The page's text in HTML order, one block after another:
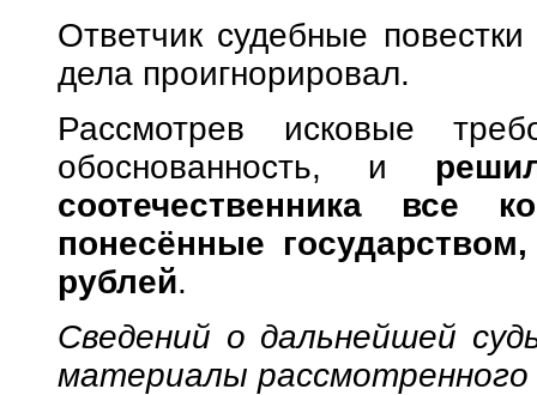
Ответчик судебные
дела проигнорировал.
Рассмотрев исковые
обоснованность, и
соотечественника все
понесённые
рублей.
Сведений о дальнейшей
материалы рассмотренного